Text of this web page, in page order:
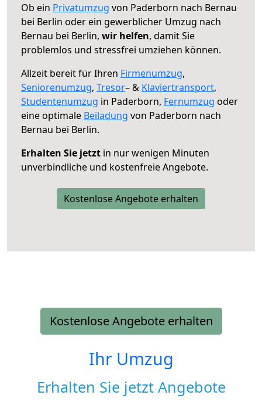
Ob ein Privatumzug von Paderborn nach Bernau
bei Berlin oder ein gewerblicher Umzug nach
Bernau bei Berlin, wir helfen, damit Sie
problemlos und stressfrei umziehen können.
Allzeit bereit für Ihren Firmenumzug,
Seniorenumzug, Tresor– & Klaviertransport,
Studentenumzug in Paderborn, Fernumzug oder
eine optimale Beiladung von Paderborn nach
Bernau bei Berlin.
Erhalten Sie jetzt in nur wenigen Minuten
unverbindliche und kostenfreie Angebote.
Kostenlose Angebote erhalten
Kostenlose Angebote erhalten
Ihr Umzug
Erhalten Sie jetzt Angebote